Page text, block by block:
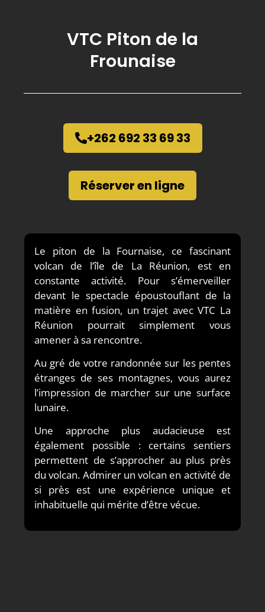
VTC Piton de la
Frounaise
+262 692 33 69 33
Réserver en ligne
Le piton de la Fournaise, ce fascinant
volcan de l’île de La Réunion, est en
constante activité. Pour s’émerveiller
devant le spectacle époustouflant de la
matière en fusion, un trajet avec VTC La
Réunion pourrait simplement vous
amener à sa rencontre.
Au gré de votre randonnée sur les pentes
étranges de ses montagnes, vous aurez
l’impression de marcher sur une surface
lunaire.
Une approche plus audacieuse est
également possible : certains sentiers
permettent de s’approcher au plus près
du volcan. Admirer un volcan en activité de
si près est une expérience unique et
inhabituelle qui mérite d’être vécue.